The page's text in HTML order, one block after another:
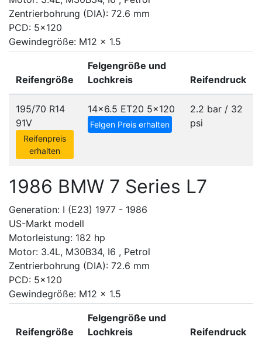
Zentrierbohrung (DIA): 72.6 mm
PCD: 5x120
Gewindegröße: M12 x 1.5
Reifengröße
Felgengröße und
Lochkreis
Reifendruck
195/70 R14
91V
Reifenpreis
erhalten
14x6.5 ET20 5x120
Felgen Preis erhalten
2.2 bar / 32
psi
1986 BMW 7 Series L7
Generation: I (E23) 1977 - 1986
US-Markt modell
Motorleistung: 182 hp
Motor: 3.4L, M30B34, I6 , Petrol
Zentrierbohrung (DIA): 72.6 mm
PCD: 5x120
Gewindegröße: M12 x 1.5
Reifengröße
Felgengröße und
Lochkreis
Reifendruck